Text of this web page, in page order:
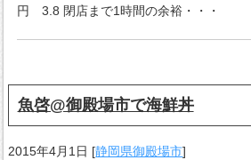
円 3.8 閉店まで1時間の余裕・・・
魚啓@御殿場市で海鮮丼
2015年4月1日 [静岡県御殿場市]